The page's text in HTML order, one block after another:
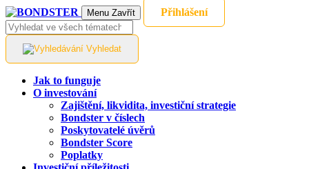
Menu Zavřít Přihlášení
Vyhledat
Jak to funguje
O investování
Zajištění, likvidita, investiční strategie
Bondster v číslech
Poskytovatelé úvěrů
Bondster Score
Poplatky